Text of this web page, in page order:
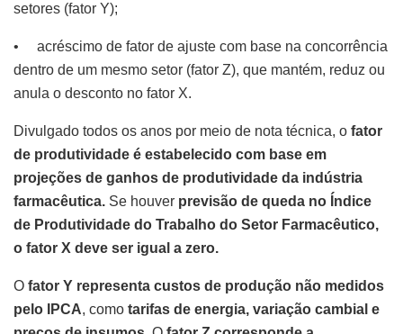
setores (fator Y);
• acréscimo de fator de ajuste com base na concorrência
dentro de um mesmo setor (fator Z), que mantém, reduz ou
anula o desconto no fator X.
Divulgado todos os anos por meio de nota técnica, o fator
de produtividade é estabelecido com base em
projeções de ganhos de produtividade da indústria
farmacêutica. Se houver previsão de queda no Índice
de Produtividade do Trabalho do Setor Farmacêutico,
o fator X deve ser igual a zero.
O fator Y representa custos de produção não medidos
pelo IPCA, como tarifas de energia, variação cambial e